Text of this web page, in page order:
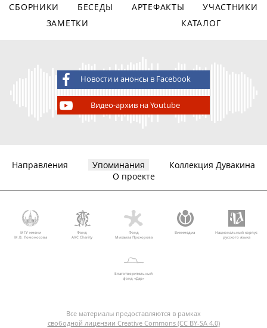
СБОРНИКИ БЕСЕДЫ АРТЕФАКТЫ
УЧАСТНИКИ
ЗАМЕТКИ
КАТАЛОГ
Новости и анонсы в Facebook
Видео-архив на Youtube
Направления Упоминания
Коллекция Дувакина
О проекте
МГУ имени
М.В. Ломоносова
Фонд
AVC Charity
Фонд
Михаила Прохорова
Викимедиа
Национальный корпус
русского языка
Благотворительный
фонд «Дар»
Все материалы предоставляются в рамках
свободной лицензии Creative Commons (CC BY-SA 4.0)